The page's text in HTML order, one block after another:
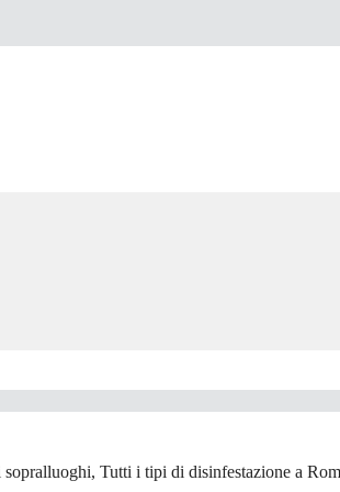
Tutti i tipi di disinfestazione a